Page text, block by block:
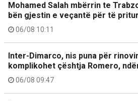
Mohamed Salah mbërrin te
bën gjestin e veçantë për të
06/08 10:11
Inter-Dimarco, nis puna për
komplikohet çështja Romero,
06/08 09:47